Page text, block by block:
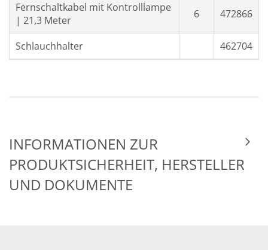
Fernschaltkabel mit Kontrolllampe
| 21,3 Meter
6 472866
Schlauchhalter 462704
INFORMATIONEN ZUR
PRODUKTSICHERHEIT, HERSTELLER
UND DOKUMENTE